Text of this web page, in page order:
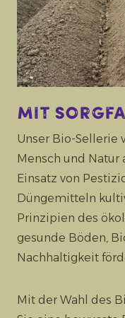
Mit
Unser Bio-Sellerie
Mensch und Natur
Einsatz von
Düngemitteln
Prinzipien des
gesunde Böden,
Nachhaltigkeit
Mit der Wahl des